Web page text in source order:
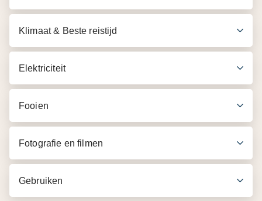
Klimaat & Beste reistijd
Elektriciteit
Fooien
Fotografie en filmen
Gebruiken